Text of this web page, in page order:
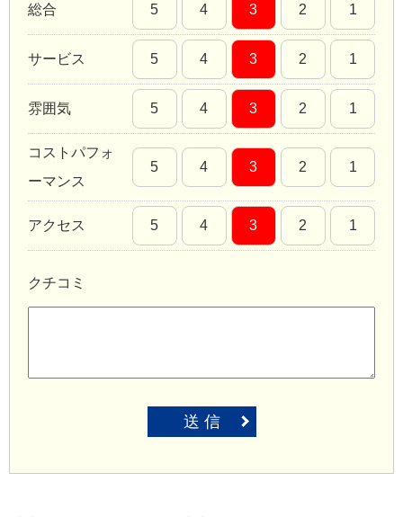
総合 5 4 3 2 1
サービス 5 4 3 2 1
雰囲気 5 4 3 2 1
コストパフォ
ーマンス
5 4 3 2 1
アクセス 5 4 3 2 1
クチコミ
送 信